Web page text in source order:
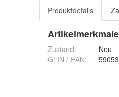
Produktdetails
Artikelmerkmale
Zustand:
Neu
GTIN / EAN: